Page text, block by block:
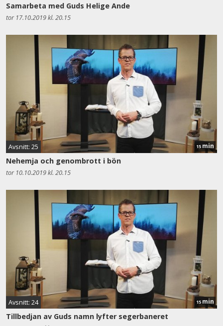
Samarbeta med Guds Helige Ande
tor 17.10.2019 kl. 20.15
Avsnitt: 25 15 min
Nehemja och genombrott i bön
tor 10.10.2019 kl. 20.15
Avsnitt: 24 15 min
Tillbedjan av Guds namn lyfter segerbaneret